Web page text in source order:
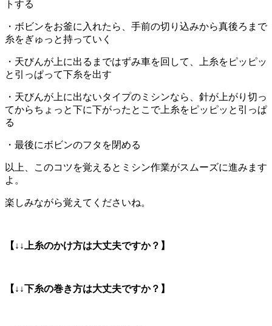
トする
・ボビンをお釜に入れたら、手前の切り込みから真後ろまで
糸をぎゅっと持っていく
・天びんが上に出るまではずみ車を回して、上糸をピッピッ
と引っぱって下糸を出す
・天びんが上に出ないタイプのミシンなら、針が上がり切っ
てからちょっと下に下がったとこで上糸をピッピッと引っぱ
る
・最後にボビンのフタを閉める
以上、このコツを覚えるとミシン作業がスムーズに進みます
よ。
楽しみながら覚えてくださいね。
【↓↓上糸のかけ方は大丈夫ですか？】
【↓↓下糸の巻き方は大丈夫ですか？】